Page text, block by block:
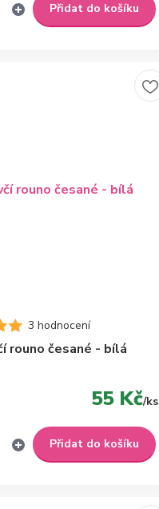
Přidat do košíku
3 hodnocení
rouno česané - bílá
55 Kč/ks
Přidat do košíku